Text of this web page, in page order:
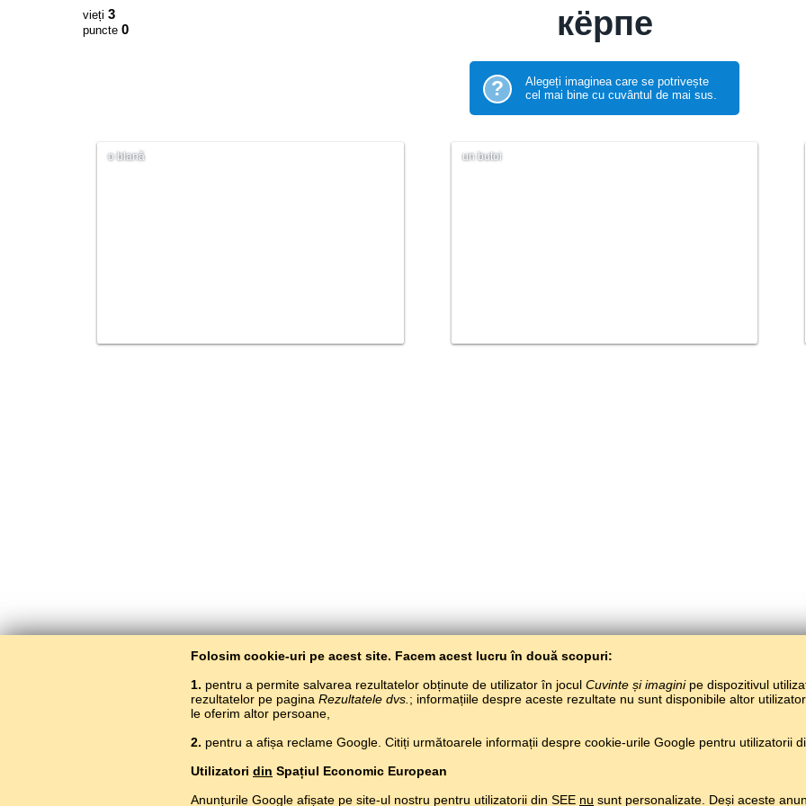
vieți 3
puncte 0 кёрпе
?
Alegeți imaginea care se potrivește
cel mai bine cu cuvântul de mai sus.
o blană un butoi
Folosim cookie-uri pe acest site. Facem acest lucru în două scopuri:
1. pentru a permite salvarea rezultatelor obținute de utilizator în jocul Cuvinte și imaginipe dispozitivul
rezultatelor pe pagina Rezultatele dvs. ; informațiile despre aceste rezultate nu sunt disponibile altor
le oferim altor persoane,
2. pentru a afișa reclame Google. Citiți următoarele informații despre cookie-urile Google pentru utilizatorii
Utilizatori din Spațiul Economic European
Anunțurile Google afișate pe site-ul nostru pentru utilizatorii din SEE nu sunt personalizate. Deși aceste
Învață limba kumâcă gratuit. Joacă și învață limba kumâcă pe net.#